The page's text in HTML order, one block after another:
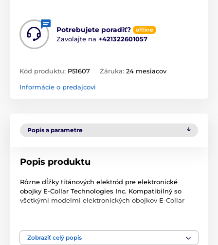
Potrebujete poradiť? offline
Zavolajte na +421322601057
Kód produktu: P51607 Záruka: 24 mesiacov
Informácie o predajcovi
Popis a parametre
Popis produktu
Rôzne dĺžky titánových elektród pre elektronické
obojky E-Collar Technologies Inc. Kompatibilný so
všetkými modelmi elektronických obojkov E-Collar
ilustračný charakter.
Zobraziť celý popis